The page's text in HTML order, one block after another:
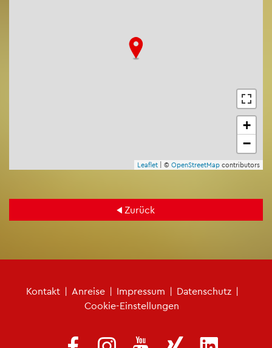
+
−
Leaf­let | © Open­Street­Map con­tri­bu­tors
Zu­rück
Kon­takt | An­rei­se | Im­pres­sum | Da­ten­schutz |
Coo­kie-Ein­stel­lun­gen